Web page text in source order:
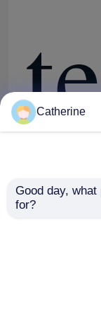
Catherine
Good day,
for?